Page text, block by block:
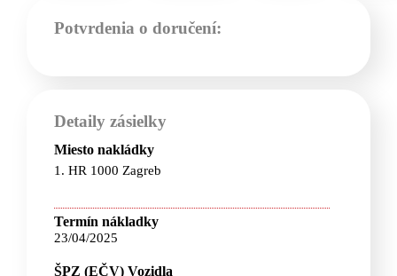
Potvrdenia o doručení:
Detaily zásielky
Miesto nakládky
1. HR 1000 Zagreb
Termín nákladky
23/04/2025
ŠPZ (EČV) Vozidla